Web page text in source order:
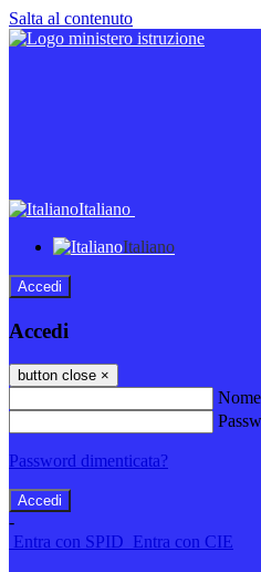
Salta al contenuto
Italiano
Italiano
Accedi
Accedi
button close ×
Password dimenticata?
-
Entra con SPID Entra con CIE